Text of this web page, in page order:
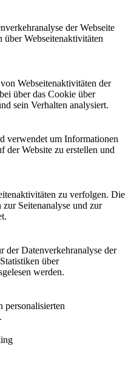
der Webseite
über Webseitenaktivitäten
Webseitenaktivitäten der
über das Cookie über
sein Verhalten analysiert.
verwendet um Informationen
der Website zu erstellen und
zu verfolgen. Die
Seitenanalyse und zur
der Datenverkehranalyse der
über
werden.
personalisierten